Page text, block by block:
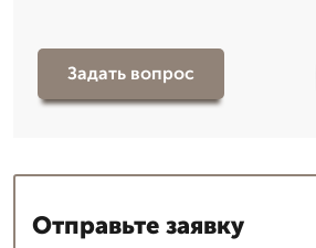
Задать вопрос
Отправьте заявку